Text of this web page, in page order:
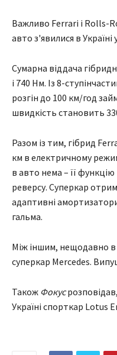
Важливо Ferrari і Rolls-
авто з'явилися в
Сумарна віддача
і 740 Нм. Із 8-
розгін до 100 км/год
швидкість становить
Разом із тим, гібрид
км в електричному
в авто нема – її
реверсу. Суперкар
адаптивні
гальма.
Між іншим, нещодавно в
суперкар Mercedes.
Також Фокус
Україні спорткар Lotus